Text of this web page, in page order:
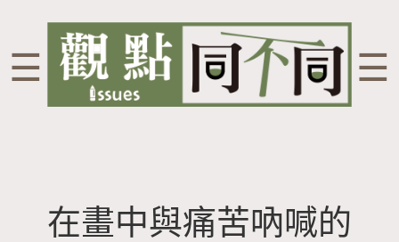
☰ ☰
在畫中與痛苦吶喊的